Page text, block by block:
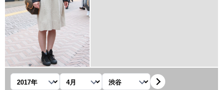
年を選択 月を選択 観測地を選択